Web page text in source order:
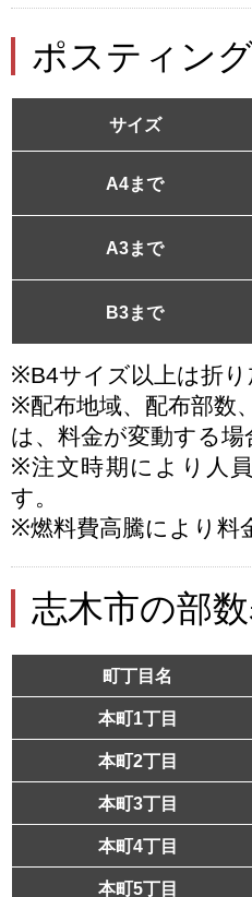
ポスティン
サイズ
A4まで
A3まで
B3まで
※B4サイズ以上は折り
※配布地域、配布部数
は、料金が変動する場
※注文時期により人
す。
※燃料費高騰により料
志木市の部
町丁目名
本町1丁目
本町2丁目
本町3丁目
本町4丁目
本町5丁目